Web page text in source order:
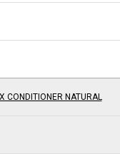
CONDITIONER NATURAL